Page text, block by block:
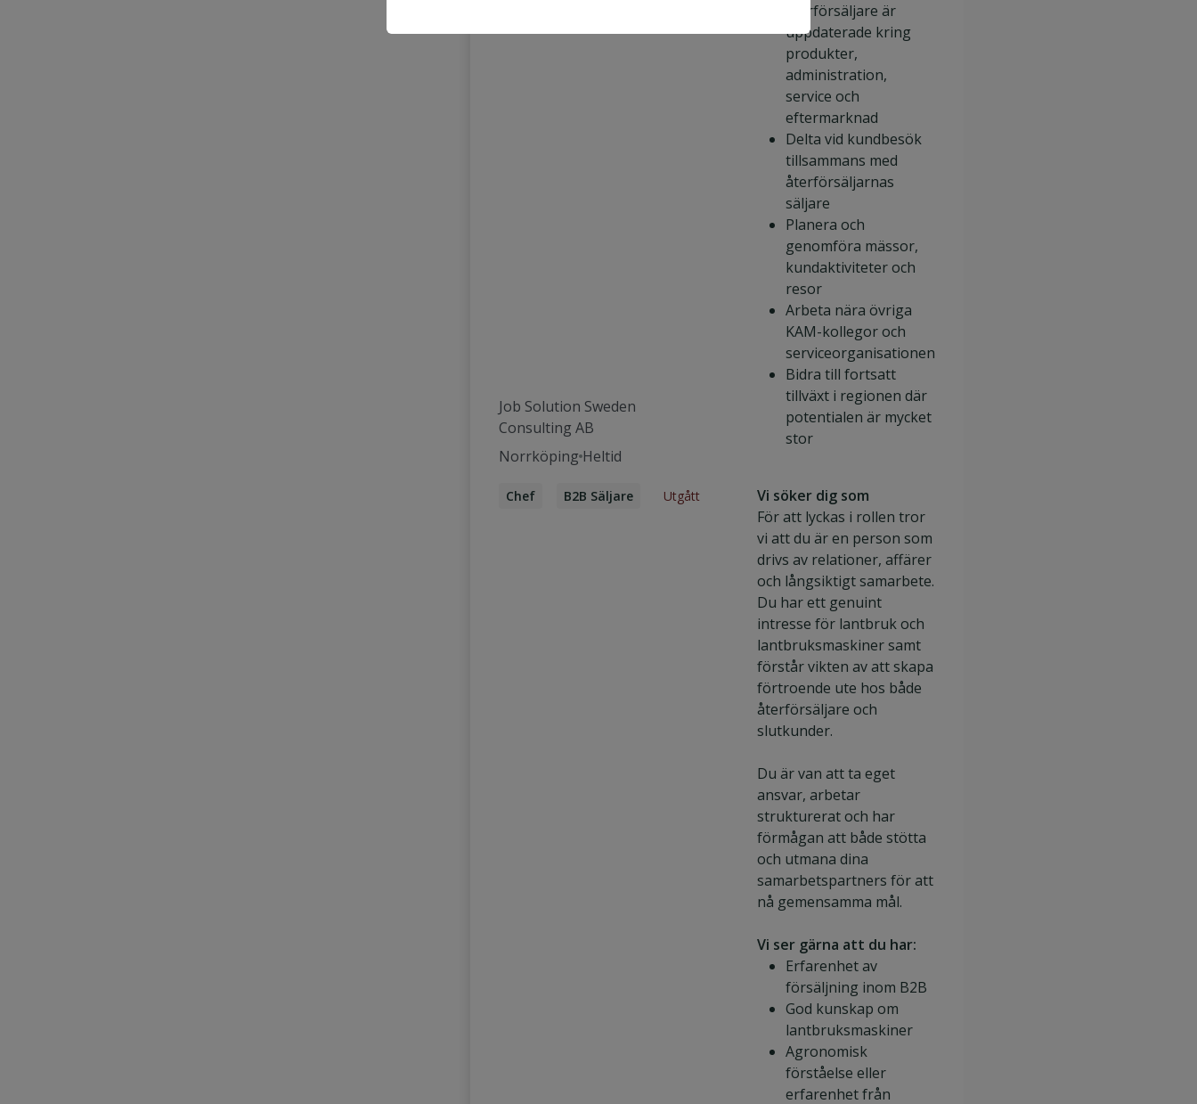
Job Solution Sweden
Consulting AB
Norrköping Heltid
Chef
B2B Säljare
Utgått
återförsäljare är
uppdaterade kring
produkter,
administration,
service och
eftermarknad
Delta vid kundbesök
tillsammans med
återförsäljarnas
säljare
Planera och
genomföra mässor,
kundaktiviteter och
resor
Arbeta nära övriga
KAM-kollegor och
serviceorganisationen
Bidra till fortsatt
tillväxt i regionen där
potentialen är mycket
stor
Vi söker dig som
För att lyckas i rollen tror
vi att du är en person som
drivs av relationer, affärer
och långsiktigt samarbete.
Du har ett genuint
intresse för lantbruk och
lantbruksmaskiner samt
förstår vikten av att skapa
förtroende ute hos både
återförsäljare och
slutkunder.
Du är van att ta eget
ansvar, arbetar
strukturerat och har
förmågan att både stötta
och utmana dina
samarbetspartners för att
nå gemensamma mål.
Vi ser gärna att du har:
Erfarenhet av
försäljning inom B2B
God kunskap om
lantbruksmaskiner
Agronomisk
förståelse eller
erfarenhet från